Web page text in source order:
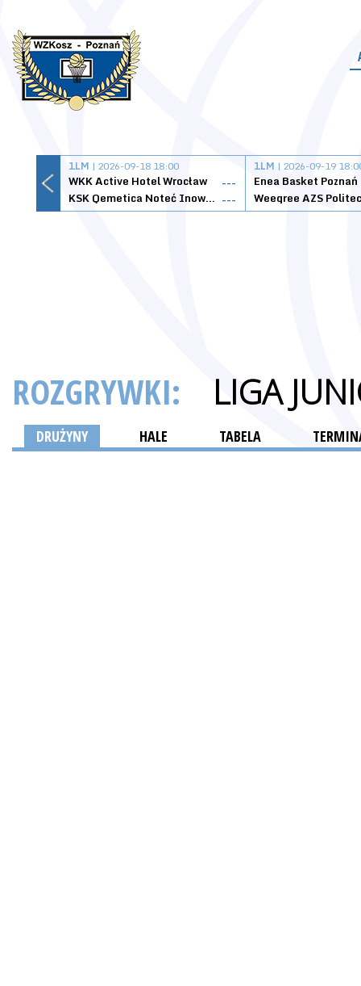
1LM | 2026-09-18 18:00
WKK Active Hotel Wrocław
---
KSK Qemetica Noteć Inowrocław ---
1LM | 2026-09-19
Enea Basket Poznań
ROZGRYWKI: LIGA
DRUŻYNY HALE TABELA